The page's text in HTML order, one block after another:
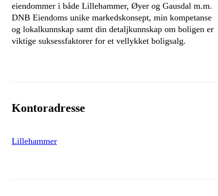
eiendommer i både Lillehammer, Øyer og Gausdal m.m.
DNB Eiendoms unike markedskonsept, min kompetanse
og lokalkunnskap samt din detaljkunnskap om boligen er
viktige suksessfaktorer for et vellykket boligsalg.
Kontoradresse
Lillehammer